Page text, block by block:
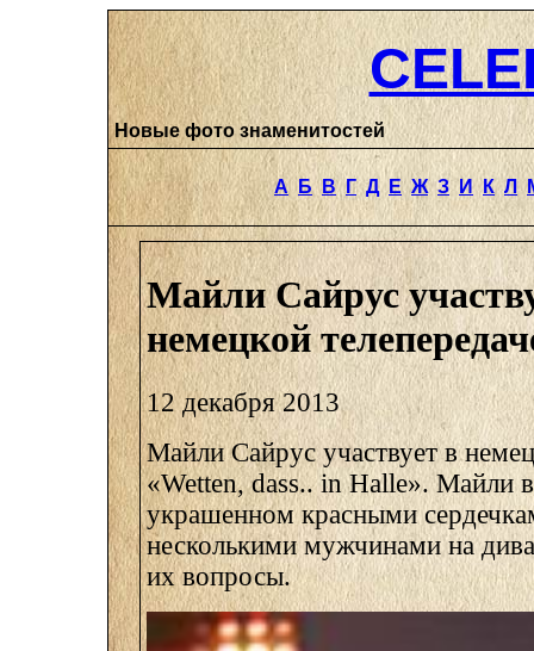
Новые фото знаменитостей
А Б В Г Д Е Ж З И К Л
Майли Сайрус
немецкой
12 декабря 2013
Майли Сайрус участвует в
«Wetten, dass.. in Halle». Майли
украшенном красными
несколькими мужчинами на
их вопросы.